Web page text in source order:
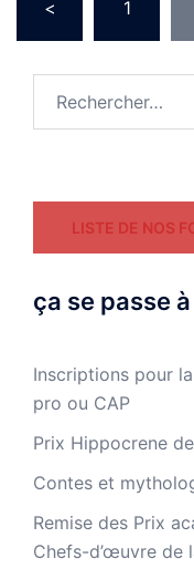
des
publications
< 1
LISTE DE NOS
ça se passe
Inscriptions pour
pro ou CAP
Prix Hippocrene
Contes et
Remise des Prix
Chefs-d’œuvre de